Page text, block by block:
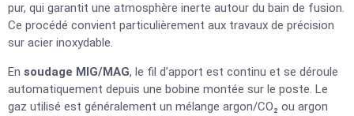
pur, qui garantit une atmosphère inerte autour du bain de fusion.
Ce procédé convient particulièrement aux travaux de précision
sur acier inoxydable.
En soudage MIG/MAG, le fil d’apport est continu et se déroule
automatiquement depuis une bobine montée sur le poste. Le
gaz utilisé est généralement un mélange argon/CO₂ ou argon